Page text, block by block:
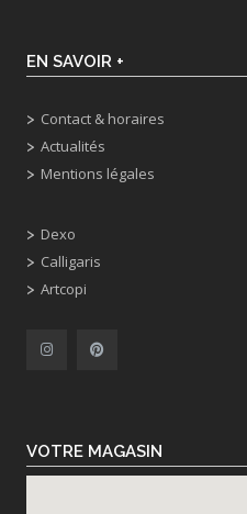
EN SAVOIR +
Contact & horaires
Actualités
Mentions légales
Dexo
Calligaris
Artcopi
VOTRE MAGASIN